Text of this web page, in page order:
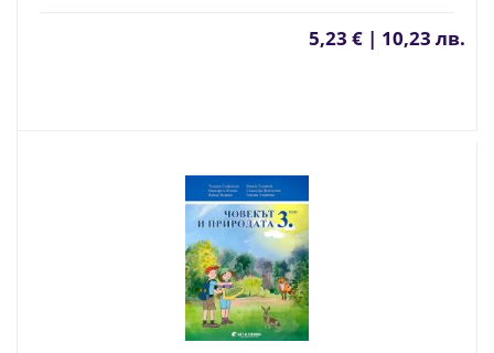
5,23 € | 10,23 лв.